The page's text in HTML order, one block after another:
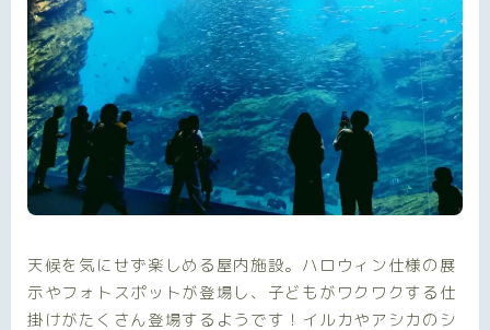
天候を気にせず楽しめる屋内施設。ハロウィン仕様の展
示やフォトスポットが登場し、子どもがワクワクする仕
掛けがたくさん登場するようです！イルカやアシカのシ